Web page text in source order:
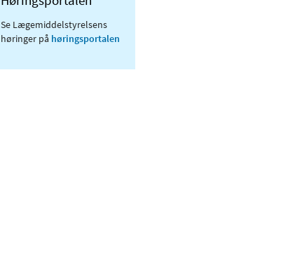
Se Lægemiddelstyrelsens
høringer på høringsportalen